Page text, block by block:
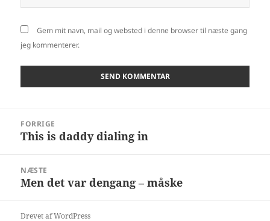
Gem mit navn, mail og websted i denne browser til næste gang
jeg kommenterer.
FORRIGE
Forrige
This is daddy dialing in
NÆSTE
Næste
Men det var dengang – måske
Drevet af WordPress